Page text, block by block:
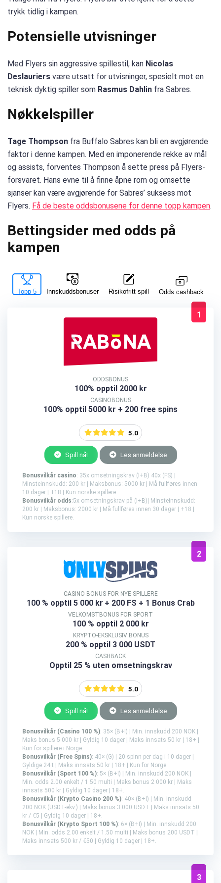
trykk tidlig i kampen.
Potensielle utvisninger
Med Flyers sin aggressive spillestil, kan Nicolas
Deslauriers være utsatt for utvisninger, spesielt mot en
teknisk dyktig spiller som Rasmus Dahlin fra Sabres.
Nøkkelspiller
Tage Thompson fra Buffalo Sabres kan bli en avgjørende
faktor i denne kampen. Med en imponerende rekke av mål
og assists, forventes Thompson å sette press på Flyers-
forsvaret. Hans evne til å finne åpne rom og omsette
sjanser kan være avgjørende for Sabres’ suksess mot
Flyers. Få de beste oddsbonusene for denne topp kampen.
Bettingsider med odds på
kampen
Topp 5 Innskuddsbonuser Risikofritt spill Odds cashback
1
ODDSBONUS
100% opptil 2000 kr
CASINOBONUS
100% opptil 5000 kr + 200 free spins
5.0
Spill nå! Les anmeldelse
Bonusvilkår casino: 35x omsetningskrav (I+B) 40x (FS) |
Minsteinnskudd: 200 kr | Maksbonus: 5000 kr | Må fullføres innen
10 dager | +18 | Kun norske spillere.
Bonusvilkår odds:5x omsetningskrav på (I+B)| Minsteinnskudd:
200 kr | Maksbonus: 2000 kr | Må fullføres innen 30 dager | +18 |
Kun norske spillere.
2
CASINO-BONUS FOR NYE SPILLERE
100 % opptil 5 000 kr + 200 FS + 1 Bonus Crab
VELKOMSTBONUS FOR SPORT
100 % opptil 2 000 kr
KRYPTO-EKSKLUSIV BONUS
200 % opptil 3 000 USDT
CASHBACK
Opptil 25 % uten omsetningskrav
5.0
Spill nå! Les anmeldelse
Bonusvilkår (Casino 100 %): 35× (B+I) | Min. innskudd 200 NOK |
Maks bonus 5 000 kr | Gyldig 10 dager | Maks innsats 50 kr | 18+ |
Kun for spillere i Norge.
Bonusvilkår (Free Spins): 40× (G) | 20 spinn per dag i 10 dager |
Gyldige 24 t | Maks innsats 50 kr | 18+ | Kun for Norge.
Bonusvilkår (Sport 100 %): 5× (B+I) | Min. innskudd 200 NOK |
Min. odds 2.00 enkelt / 1.50 multi | Maks bonus 2 000 kr | Maks
innsats 500 kr | Gyldig 10 dager | 18+.
Bonusvilkår (Krypto Casino 200 %): 40× (B+I) | Min. innskudd
200 NOK (USDT-ekv.) | Maks bonus 3 000 USDT | Maks innsats 50
kr / €5 | Gyldig 10 dager | 18+.
Bonusvilkår (Krypto Sport 100 %): 6× (B+I) | Min. innskudd 200
NOK | Min. odds 2.00 enkelt / 1.50 multi | Maks bonus 200 USDT |
Maks innsats 500 kr / €50 | Gyldig 10 dager | 18+.
3